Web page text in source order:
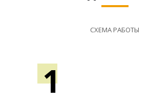
СХЕМА РАБОТЫ
1